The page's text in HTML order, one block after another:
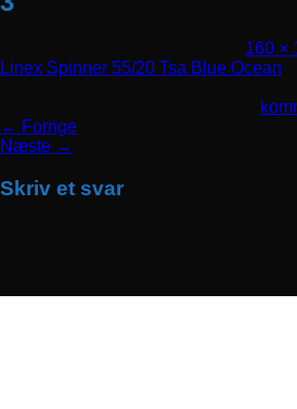
160 ×
Linex Spinner 55/20 Tsa Blue Ocean
← Forrige
Næste →
Skriv et svar